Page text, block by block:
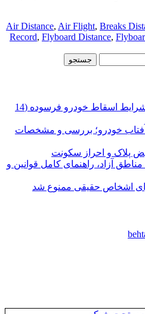
Air Distance, Air Flight, Breaks
Record, Flyboard Distance,
راهنمای کامل مراحل و شرایط اسقاط خودرو فرسوده (14
مزدا CX-30 مدل ۲۰۲۴ آفتاب خودرو؛ بررسی و مشخصات
پلاک و احراز سکونت
آزاد، راهنمای کامل قوانین و
اشخاص حقیقی ممنوع شد